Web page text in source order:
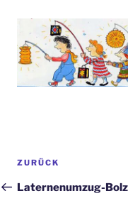
Beitrags-
Navigation
Vorheriger
ZURÜCK
Laternenumzug-